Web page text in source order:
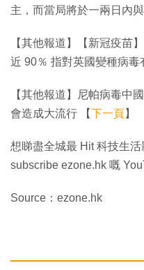
主，而當局將於一兩日內
【其他報道】【新冠疫苗
近 90％ 指對英國變種病毒
【其他報道】尼帕病毒中
會造成大流行 【下一頁】
想睇盡全城最 Hit 科技生活
subscribe ezone.hk 嘅
Source：ezone.hk